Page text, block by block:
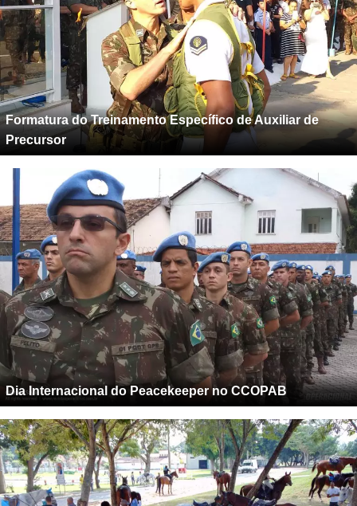
Formatura do Treinamento Específico de Auxiliar de
Precursor
Dia Internacional do Peacekeeper no CCOPAB